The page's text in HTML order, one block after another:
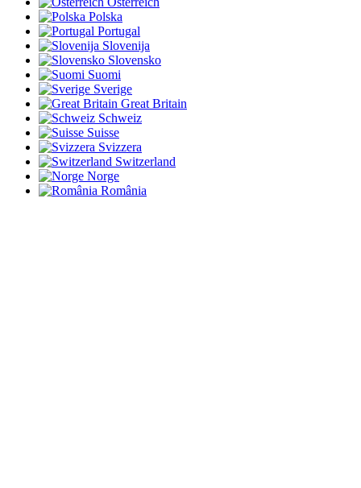
Polska
Portugal
Slovenija
Slovensko
Suomi
Sverige
Great Britain
Schweiz
Suisse
Svizzera
Switzerland
Norge
România